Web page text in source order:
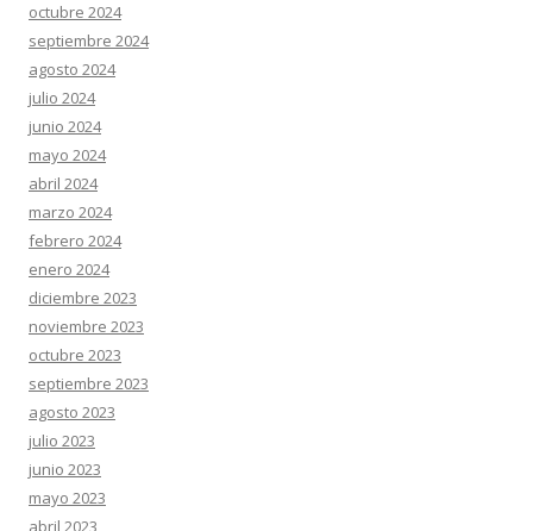
octubre 2024
septiembre 2024
agosto 2024
julio 2024
junio 2024
mayo 2024
abril 2024
marzo 2024
febrero 2024
enero 2024
diciembre 2023
noviembre 2023
octubre 2023
septiembre 2023
agosto 2023
julio 2023
junio 2023
mayo 2023
abril 2023